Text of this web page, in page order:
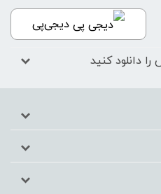
دیجی‌پی
دانلود کنید